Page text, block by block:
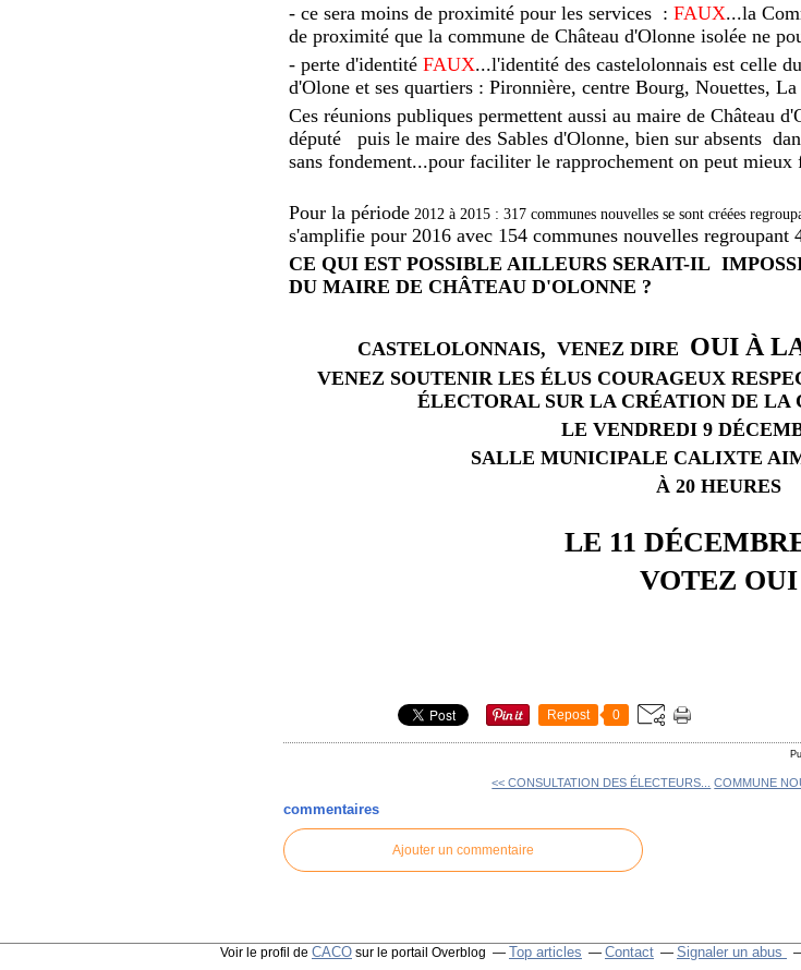
- ce sera moins de proximité pour les services :FAUX...la
de proximité que la commune de Château d'Olonne isolée ne
- perte d'identitéFAUX...l'identité des castelolonnais est celle
d'Olone et ses quartiers : Pironnière, centre Bourg, Nouettes, La
Ces réunions publiques permettent aussi au maire de Château
député puis le maire des Sables d'Olonne, bien sur absents
sans fondement...pour faciliter le rapprochement on peut mieux
Pour la période 2012 à 2015 : 317 communes nouvelles se sont créées
s'amplifie pour 2016 avec 154 communes nouvelles regroupant
CE QUI EST POSSIBLE AILLEURS SERAIT-IL
DU MAIRE DE CHÂTEAU D'OLONNE ?
CASTELOLONNAIS, VENEZ DIRE OUI À
VENEZ SOUTENIR LES ÉLUS COURAGEUX
ÉLECTORAL SUR LA CRÉATION DE LA
LE VENDREDI 9
SALLE MUNICIPALE CALIXTE
À 20 HEURES
LE 11
VOTEZ OUI
Repost 0
<< CONSULTATION DES ÉLECTEURS... COMMUNE
commentaires
Ajouter un commentaire
Voir le profil de CACO sur le portail Overblog Top articles Contact Signaler un abus